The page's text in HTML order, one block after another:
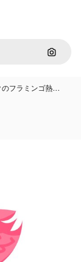
画像で
のフラミンゴ熱…